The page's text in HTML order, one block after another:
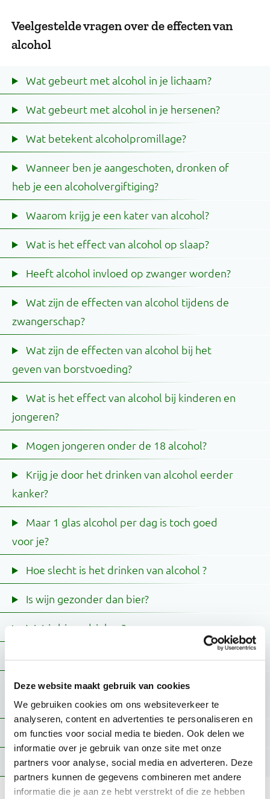
Deze website maakt gebruik van cookies
We gebruiken cookies om ons websiteverkeer te
analyseren, content en advertenties te personaliseren en
om functies voor social media te bieden. Ook delen we
informatie over je gebruik van onze site met onze
partners voor analyse, social media en adverteren. Deze
partners kunnen de gegevens combineren met andere
informatie die je aan ze hebt verstrekt of die ze hebben
Veelgestelde vragen over de effecten van
alcohol
Wat gebeurt met alcohol in je lichaam?
Wat gebeurt met alcohol in je hersenen?
Wat betekent alcoholpromillage?
Wanneer ben je aangeschoten, dronken of
heb je een alcoholvergiftiging?
Waarom krijg je een kater van alcohol?
Wat is het effect van alcohol op slaap?
Heeft alcohol invloed op zwanger worden?
Wat zijn de effecten van alcohol tijdens de
zwangerschap?
Wat zijn de effecten van alcohol bij het
geven van borstvoeding?
Wat is het effect van alcohol bij kinderen en
jongeren?
Mogen jongeren onder de 18 alcohol?
Krijg je door het drinken van alcohol eerder
kanker?
Maar 1 glas alcohol per dag is toch goed
voor je?
Hoe slecht is het drinken van alcohol ?
Is wijn gezonder dan bier?
Wat is bingedrinken?
Is alcohol verslavend?
Wanneer heb je een alcoholprobleem of
alcoholverslaving?
Wat zijn afkickverschijnselen van alcohol?
Wat is Korsakov?